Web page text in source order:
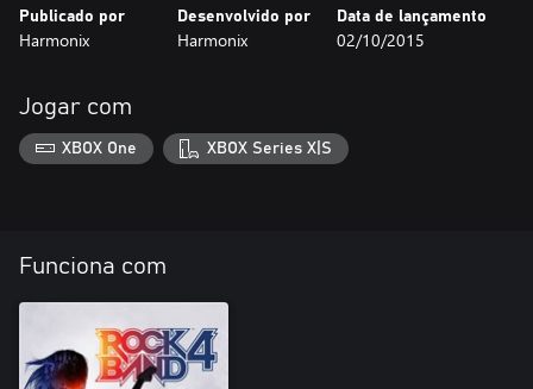
Publicado por
Harmonix
Desenvolvido por
Harmonix
Data de lançamento
02/10/2015
Jogar com
XBOX One XBOX Series X|S
Funciona com